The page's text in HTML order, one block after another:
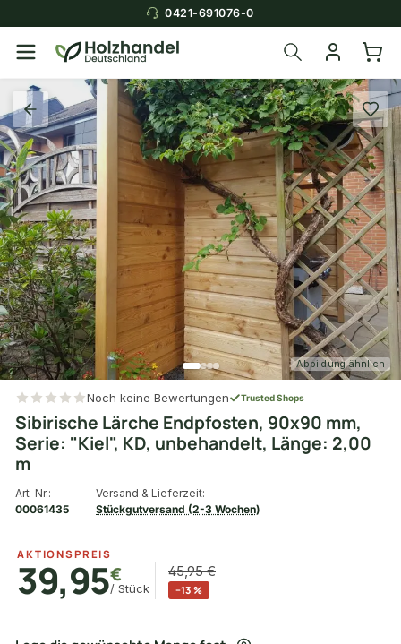
0421-691076-0
Abbildung ähnlich
Noch keine Bewertungen Trusted Shops
Sibirische Lärche Endpfosten, 90x90 mm,
Serie: "Kiel", KD, unbehandelt, Länge: 2,00
m
Art-Nr.:
00061435
Versand & Lieferzeit:
Stückgutversand (2-3 Wochen)
AKTIONSPREIS
39,95€
/ Stück
45,95 €
−13 %